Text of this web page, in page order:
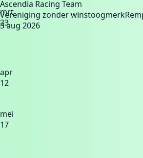
mrt
23
apr
12
mei
17
Ascendia Racing Team
Vereniging zonder winstoogmerk
3 aug 2026